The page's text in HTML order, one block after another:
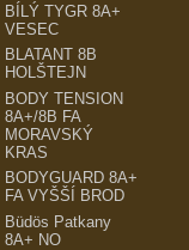
BÍLÝ TYGR 8A+
VESEC
BLATANT 8B
HOLŠTEJN
BODY TENSION
8A+/8B FA
MORAVSKÝ
KRAS
BODYGUARD 8A+
FA VYŠŠÍ BROD
Büdös Patkany
8A+ NO